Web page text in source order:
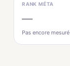
RANK MÉTA
—
Pas encore mesuré